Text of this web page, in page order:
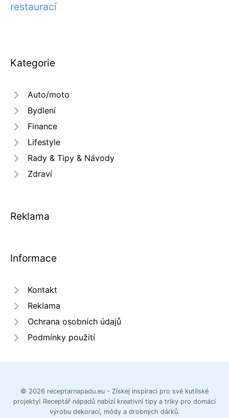
restaurací
Kategorie
Auto/moto
Bydlení
Finance
Lifestyle
Rady & Tipy & Návody
Zdraví
Reklama
Informace
Kontakt
Reklama
Ochrana osobních údajů
Podmínky použití
© 2026 receptarnapadu.eu - Získej inspiraci pro své kutilské
projekty! Receptář nápadů nabízí kreativní tipy a triky pro domácí
výrobu dekorací, módy a drobných dárků.